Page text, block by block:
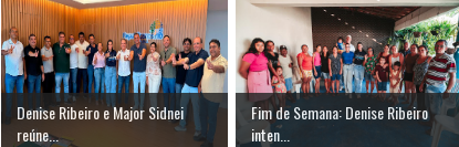
Denise Ribeiro e Major Sidnei
reúne...
Fim de Semana: Denise Ribeiro
inten...